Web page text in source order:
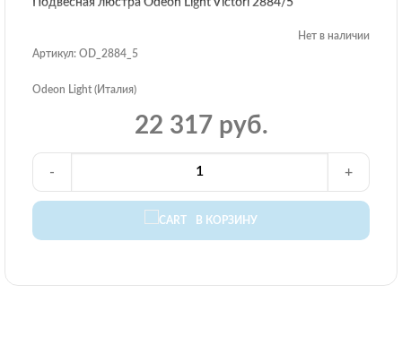
Нет в наличии
Артикул: OD_2884_5
Odeon Light (Италия)
22 317 руб.
В КОРЗИНУ
- +